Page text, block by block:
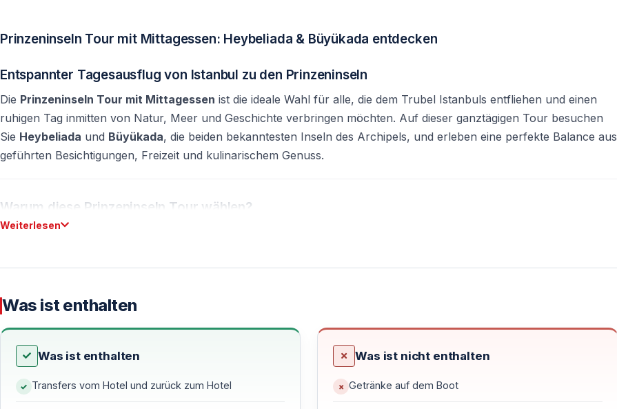
Prinzeninseln Tour mit Mittagessen: Heybeliada & Büyükada entdecken
Entspannter Tagesausflug von Istanbul zu den Prinzeninseln
Die Prinzeninseln Tour mit Mittagessen ist die ideale Wahl für alle, die dem Trubel Istanbuls entfliehen und einen
ruhigen Tag inmitten von Natur, Meer und Geschichte verbringen möchten. Auf dieser ganztägigen Tour besuchen
Sie Heybeliada und Büyükada, die beiden bekanntesten Inseln des Archipels, und erleben eine perfekte Balance aus
geführten Besichtigungen, Freizeit und kulinarischem Genuss.
Warum diese Prinzeninseln Tour wählen?
Diese Tour kombiniert Komfort, Information und Erholung. Autofreie Inseln, frische Seeluft und historische
Tagesausflug ohne lange Anreise
Besuch von zwei Inseln an einem Tag
Mittagessen auf dem Boot inklusive
Professionelle Reiseleitung
Freizeit zur individuellen Erkundung
Weiterlesen
Was ist enthalten
Was ist enthalten
Transfers vom Hotel und zurück zum Hotel
Was ist nicht enthalten
Getränke auf dem Boot